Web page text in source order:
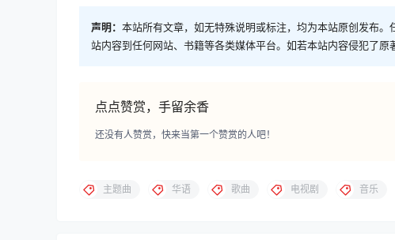
声明： 本站所有文章，如无特殊说明或标注，均为本站原创发布
站内容到任何网站、书籍等各类媒体平台。如若本站内容侵犯了原
点点赞赏，手留余香
还没有人赞赏，快来当第一个赞赏的人吧！
主题曲 华语 歌曲 电视剧 音乐